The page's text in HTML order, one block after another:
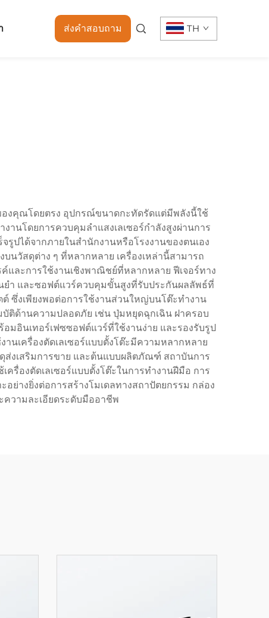
ส่งคำสอบถาม TH
องคุณโดยตรง อุปกรณ์ขนาดกะทัดรัดแต่มีพลังนี้ใช้
านโดยการควบคุมลำแสงเลเซอร์กำลังสูงผ่านการ
ปได้จากภายในสำนักงานหรือโรงงานของตนเอง
นวัสดุต่าง ๆ ที่หลากหลาย เครื่องเหล่านี้สามารถ
และการใช้งานเชิงพาณิชย์ที่หลากหลาย ฟีเจอร์ทาง
นยำ และซอฟต์แวร์ควบคุมขั้นสูงที่รับประกันผลลัพธ์ที่
ต์ ซึ่งเพียงพอต่อการใช้งานส่วนใหญ่บนโต๊ะทำงาน
ด้านความปลอดภัย เช่น ปุ่มหยุดฉุกเฉิน ฝาครอบ
มอินเทอร์เฟซซอฟต์แวร์ที่ใช้งานง่าย และรองรับรูป
นเครื่องตัดเลเซอร์แบบตั้งโต๊ะมีความหลากหลาย
ส่งเสริมการขาย และต้นแบบผลิตภัณฑ์ สถาบันการ
รื่องตัดเลเซอร์แบบตั้งโต๊ะในการทำงานฝีมือ การ
ย่างยิ่งต่อการสร้างโมเดลทางสถาปัตยกรรม กล่อง
ความละเอียดระดับมืออาชีพ